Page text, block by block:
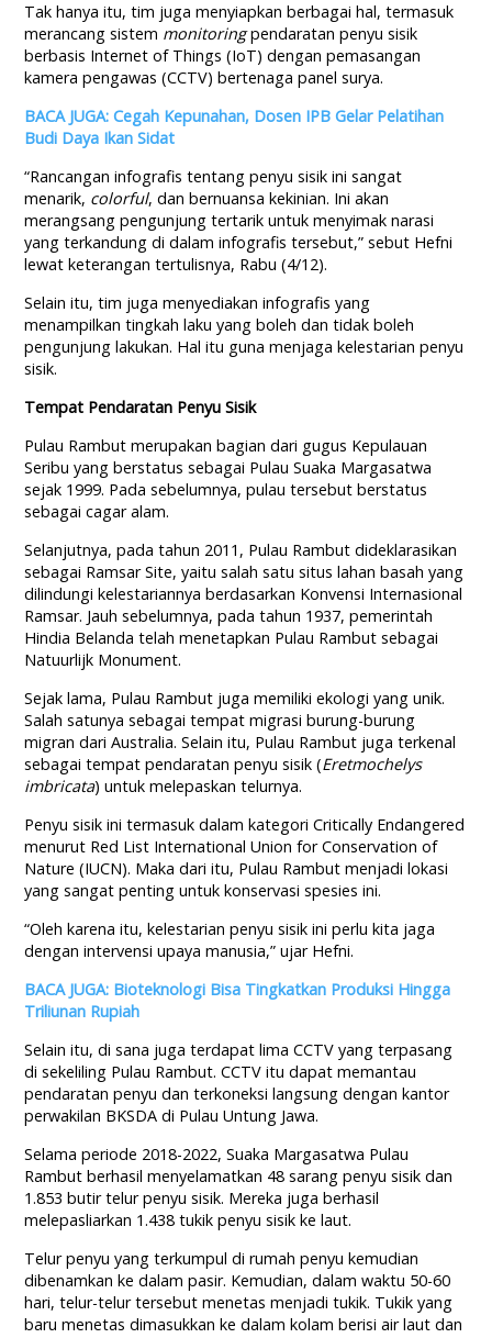
Tak hanya itu, tim juga menyiapkan berbagai hal, termasuk
merancang sistem monitoringpendaratan penyu sisik
berbasis Internet of Things (IoT) dengan pemasangan
kamera pengawas (CCTV) bertenaga panel surya.
BACA JUGA: Cegah Kepunahan, Dosen IPB Gelar Pelatihan
Budi Daya Ikan Sidat
“Rancangan infografis tentang penyu sisik ini sangat
menarik, colorful, dan bernuansa kekinian. Ini akan
merangsang pengunjung tertarik untuk menyimak narasi
yang terkandung di dalam infografis tersebut,” sebut Hefni
lewat keterangan tertulisnya, Rabu (4/12).
Selain itu, tim juga menyediakan infografis yang
menampilkan tingkah laku yang boleh dan tidak boleh
pengunjung lakukan. Hal itu guna menjaga kelestarian penyu
sisik.
Tempat Pendaratan Penyu Sisik
Pulau Rambut merupakan bagian dari gugus Kepulauan
Seribu yang berstatus sebagai Pulau Suaka Margasatwa
sejak 1999. Pada sebelumnya, pulau tersebut berstatus
sebagai cagar alam.
Selanjutnya, pada tahun 2011, Pulau Rambut dideklarasikan
sebagai Ramsar Site, yaitu salah satu situs lahan basah yang
dilindungi kelestariannya berdasarkan Konvensi Internasional
Ramsar. Jauh sebelumnya, pada tahun 1937, pemerintah
Hindia Belanda telah menetapkan Pulau Rambut sebagai
Natuurlijk Monument.
Sejak lama, Pulau Rambut juga memiliki ekologi yang unik.
Salah satunya sebagai tempat migrasi burung-burung
migran dari Australia. Selain itu, Pulau Rambut juga terkenal
sebagai tempat pendaratan penyu sisik (Eretmochelys
imbricata) untuk melepaskan telurnya.
Penyu sisik ini termasuk dalam kategori Critically Endangered
menurut Red List International Union for Conservation of
Nature (IUCN). Maka dari itu, Pulau Rambut menjadi lokasi
yang sangat penting untuk konservasi spesies ini.
“Oleh karena itu, kelestarian penyu sisik ini perlu kita jaga
dengan intervensi upaya manusia,” ujar Hefni.
BACA JUGA: Bioteknologi Bisa Tingkatkan Produksi Hingga
Triliunan Rupiah
Selain itu, di sana juga terdapat lima CCTV yang terpasang
di sekeliling Pulau Rambut. CCTV itu dapat memantau
pendaratan penyu dan terkoneksi langsung dengan kantor
perwakilan BKSDA di Pulau Untung Jawa.
Selama periode 2018-2022, Suaka Margasatwa Pulau
Rambut berhasil menyelamatkan 48 sarang penyu sisik dan
1.853 butir telur penyu sisik. Mereka juga berhasil
melepasliarkan 1.438 tukik penyu sisik ke laut.
Telur penyu yang terkumpul di rumah penyu kemudian
dibenamkan ke dalam pasir. Kemudian, dalam waktu 50-60
hari, telur-telur tersebut menetas menjadi tukik. Tukik yang
baru menetas dimasukkan ke dalam kolam berisi air laut dan